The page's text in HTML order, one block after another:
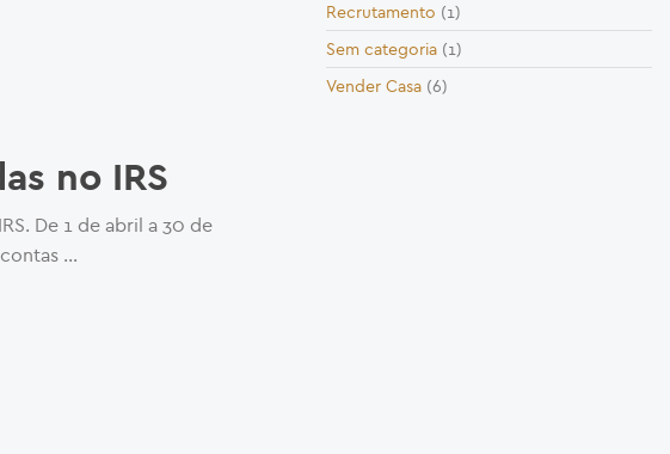
no IRS
De 1 de abril a 30 de
…
Recrutamento (1)
Sem categoria (1)
Vender Casa (6)